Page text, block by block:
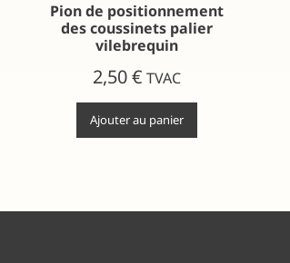
Pion de positionnement
des coussinets palier
vilebrequin
2,50€ TVAC
Ajouter au panier